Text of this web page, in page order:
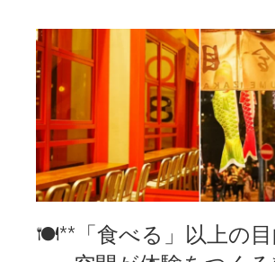
🍽️**「食べる」以上の目